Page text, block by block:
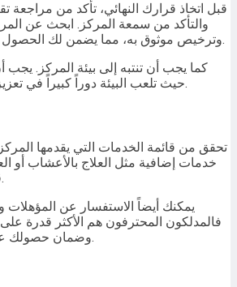
قبل اتخاذ قرارك النهائي، تأكد من مراجعة
والتأكد من سمعة المركز. ابحث عن
وترخيص موثوق به، مما يضمن لك الحصول على تجربة آمنة وفعالة.
كما يجب أن تنتبه إلى بيئة المركز.
حيث تلعب البيئة دوراً كبيراً في تعزيز شعور الاسترخاء لديك.
تحقق من قائمة الخدمات التي يقدمها
خدمات إضافية مثل العلاج بالأعشاب أو
قد تضيف قيمة لتجربتك.
يمكنك أيضاً الاستفسار عن المؤهلات
فالمدلكون المحترفون هم الأكثر قدرة على
وضمان حصولك على أفضل تجربة ممكنة.